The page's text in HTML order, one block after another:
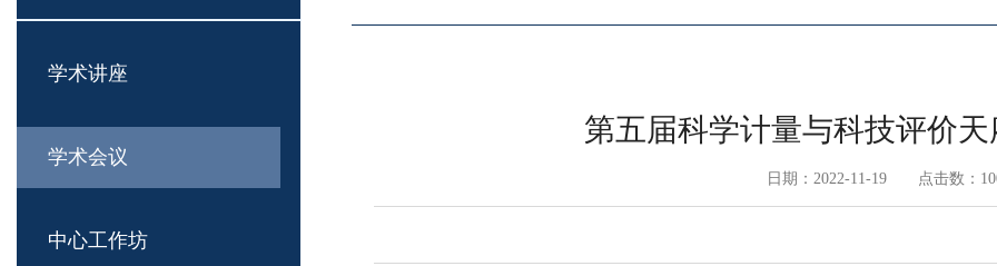
学术讲座
学术会议
中心工作坊
第五届科学计量与科技评价天
日期：2022-11-19 点击数：